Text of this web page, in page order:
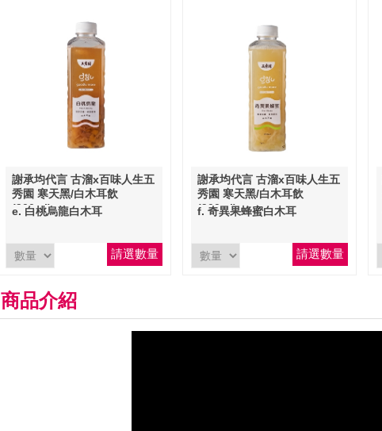
謝承均代言 古溜x百味人生五
秀園 寒天黑/白木耳飲
(900ml)
e. 白桃烏龍白木耳
請選數量
謝承均代言 古溜x百味人生五
秀園 寒天黑/白木耳飲
(900ml)
f. 奇異果蜂蜜白木耳
請選數量
商品介紹